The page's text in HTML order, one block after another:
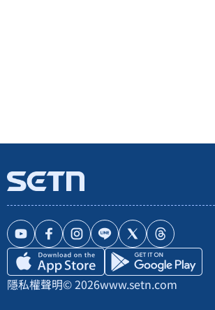
隱私權聲明© 2026www.setn.com